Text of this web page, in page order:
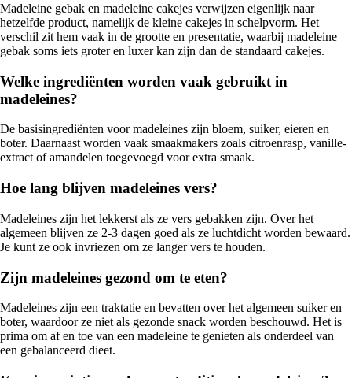
Madeleine gebak en madeleine cakejes verwijzen eigenlijk naar
hetzelfde product, namelijk de kleine cakejes in schelpvorm. Het
verschil zit hem vaak in de grootte en presentatie, waarbij madeleine
gebak soms iets groter en luxer kan zijn dan de standaard cakejes.
Welke ingrediënten worden vaak gebruikt in
madeleines?
De basisingrediënten voor madeleines zijn bloem, suiker, eieren en
boter. Daarnaast worden vaak smaakmakers zoals citroenrasp, vanille-
extract of amandelen toegevoegd voor extra smaak.
Hoe lang blijven madeleines vers?
Madeleines zijn het lekkerst als ze vers gebakken zijn. Over het
algemeen blijven ze 2-3 dagen goed als ze luchtdicht worden bewaard.
Je kunt ze ook invriezen om ze langer vers te houden.
Zijn madeleines gezond om te eten?
Madeleines zijn een traktatie en bevatten over het algemeen suiker en
boter, waardoor ze niet als gezonde snack worden beschouwd. Het is
prima om af en toe van een madeleine te genieten als onderdeel van
een gebalanceerd dieet.